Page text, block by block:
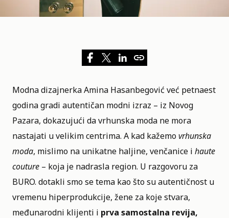
Modna dizajnerkaAmina Hasanbegović već petnaest
godina gradi autentičan modni izraz – iz Novog
Pazara, dokazujući da vrhunska moda ne mora
nastajati u velikim centrima. A kad kažemovrhunska
moda, mislimo na unikatne haljine, venčanice i haute
couture – koja je nadrasla region. U razgovoru za
BURO. dotakli smo se tema kao što su autentičnost u
vremenu hiperprodukcije, žene za koje stvara,
međunarodni klijenti i prva samostalna revija,